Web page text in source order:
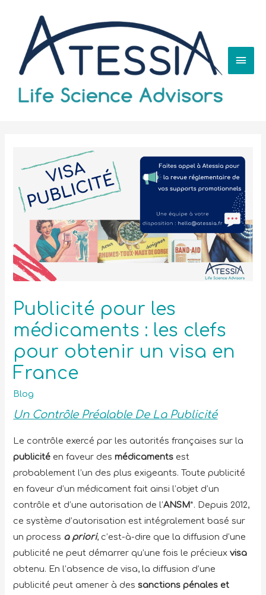
Publicité pour les
médicaments : les clefs
pour obtenir un visa en
France
Blog
Un Contrôle Préalable De La Publicité
Le contrôle exercé par les autorités françaises sur la
publicité en faveur desmédicaments est
probablement l’un des plus exigeants. Toute publicité
en faveur d’un médicament fait ainsi l’objet d’un
contrôle et d’une autorisation de l’ANSM*. Depuis 2012,
ce système d’autorisation est intégralement basé sur
un process a priori, c’est-à-dire que la diffusion d’une
publicité ne peut démarrer qu’une fois le précieuxvisa
obtenu. En l’absence de visa, la diffusion d’une
publicité peut amener à dessanctions pénales et